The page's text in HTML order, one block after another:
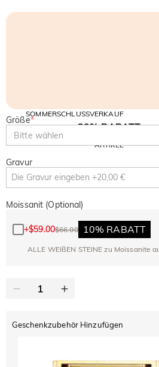
SOMMERSCHLUSSVERKAUF
10% RABATT
AUF ALLES
30% RABATT
ARTIKEL
Größe*
Bitte wählen
Gravur
Moissanit (Optional)
+$59.00$66.00 10% RABATT
ALLE WEIßEN STEINE zu Moissanite
Geschenkzubehör Hinzufügen